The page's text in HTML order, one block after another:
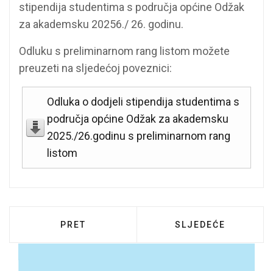
stipendija studentima s područja općine Odžak
za akademsku 20256./ 26. godinu.
Odluku s preliminarnom rang listom možete
preuzeti na sljedećoj poveznici:
Odluka o dodjeli stipendija studentima s
područja općine Odžak za akademsku
2025./26.godinu s preliminarnom rang
listom
PRETHODNI ČLANAK: OPĆINSKO
PRET SLJEDEĆI ČLANAK:
SLJEDEĆE